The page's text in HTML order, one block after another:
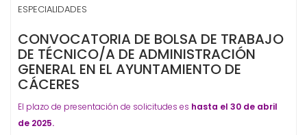
ESPECIALIDADES
CONVOCATORIA DE BOLSA DE TRABAJO
DE TÉCNICO/A DE ADMINISTRACIÓN
GENERAL EN EL AYUNTAMIENTO DE
CÁCERES
El plazo de presentación de solicitudes es hasta el 30 de abril
de 2025.